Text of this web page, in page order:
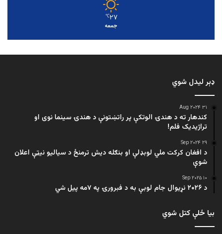
۲۷℃
جمعه
ډېر لیدل شوي
۳۱ Aug ۲۰۲۴
کندهار ته د هندۍ الوتکې پر راتښتونې د هندۍ سینما نوی او
تراژيديک فلم!
۲۹ Sep ۲۰۲۴
د افغان کرکت ملي لوبډلې او بنګله دیش ترمنځ د سیالیو نیټې اعلان
شوې
۱۰ Sep ۲۰۲۵
د ۲۰۲۶ نړیوال جام لوبې به د فبرورۍ په ۷مه پیل شي
بیا ځلې کتل شوي